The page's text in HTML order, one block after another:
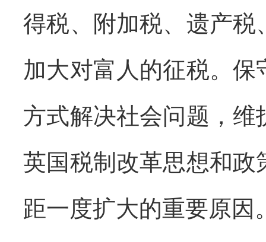
得税、附加税、遗产
加大对富人的征税。
方式解决社会问题，
英国税制改革思想和
距一度扩大的重要原因